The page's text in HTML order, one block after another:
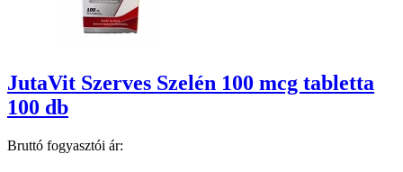
JutaVit Szerves Szelén 100 mcg tabletta
100 db
Bruttó fogyasztói ár: